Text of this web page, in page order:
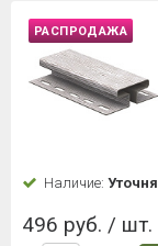
РАСПРОДАЖА
Наличие:
496 руб. / шт.